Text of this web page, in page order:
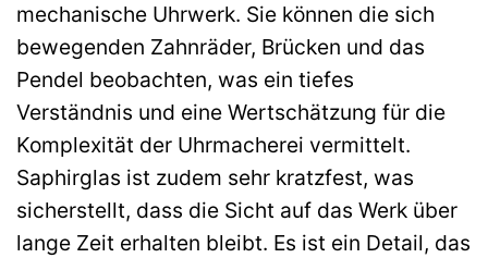
mechanische Uhrwerk. Sie können die sich
bewegenden Zahnräder, Brücken und das
Pendel beobachten, was ein tiefes
Verständnis und eine Wertschätzung für die
Komplexität der Uhrmacherei vermittelt.
Saphirglas ist zudem sehr kratzfest, was
sicherstellt, dass die Sicht auf das Werk über
lange Zeit erhalten bleibt. Es ist ein Detail, das